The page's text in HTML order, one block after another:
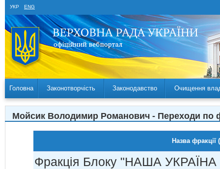
УКР ENG
Головна Законотворчість Законодавство Очищення
Мойсик Володимир Романович - Переходи по
Назва фракції
Фракція Блоку "НАША